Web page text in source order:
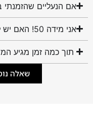
אם הנעליים
אני מידה 50! האם יש לכם נעליים במידה שלי?
תוך כמה זמן מגיע
שאלה